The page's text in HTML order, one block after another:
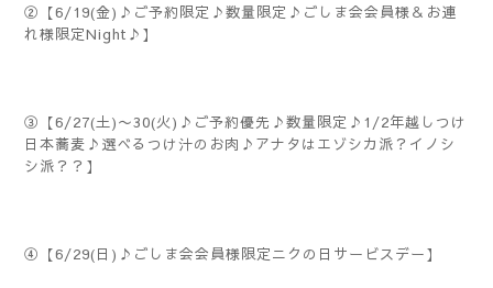
②【6/19(金)♪ご予約限定♪数量限定♪ごしま会会員様＆お連
れ様限定Night♪】
③【6/27(土)〜30(火)♪ご予約優先♪数量限定♪1/2年越しつけ
日本蕎麦♪選べるつけ汁のお肉♪アナタはエゾシカ派？イノシ
シ派？？】
④【6/29(日)♪ごしま会会員様限定ニクの日サービスデー】